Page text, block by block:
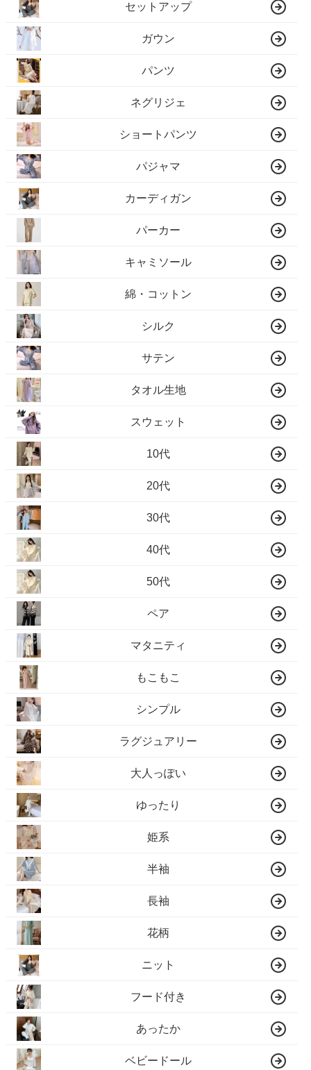
セットアップ
ガウン
パンツ
ネグリジェ
ショートパンツ
パジャマ
カーディガン
パーカー
キャミソール
綿・コットン
シルク
サテン
タオル生地
スウェット
10代
20代
30代
40代
50代
ペア
マタニティ
もこもこ
シンプル
ラグジュアリー
大人っぽい
ゆったり
姫系
半袖
長袖
花柄
ニット
フード付き
あったか
ベビードール